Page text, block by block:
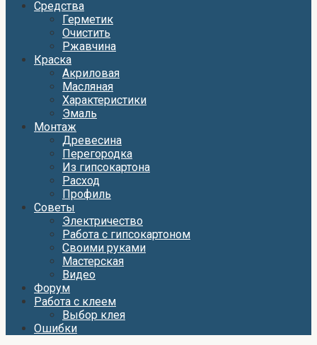
Средства
Герметик
Очистить
Ржавчина
Краска
Акриловая
Масляная
Характеристики
Эмаль
Монтаж
Древесина
Перегородка
Из гипсокартона
Расход
Профиль
Советы
Электричество
Работа с гипсокартоном
Своими руками
Мастерская
Видео
Форум
Работа с клеем
Выбор клея
Ошибки